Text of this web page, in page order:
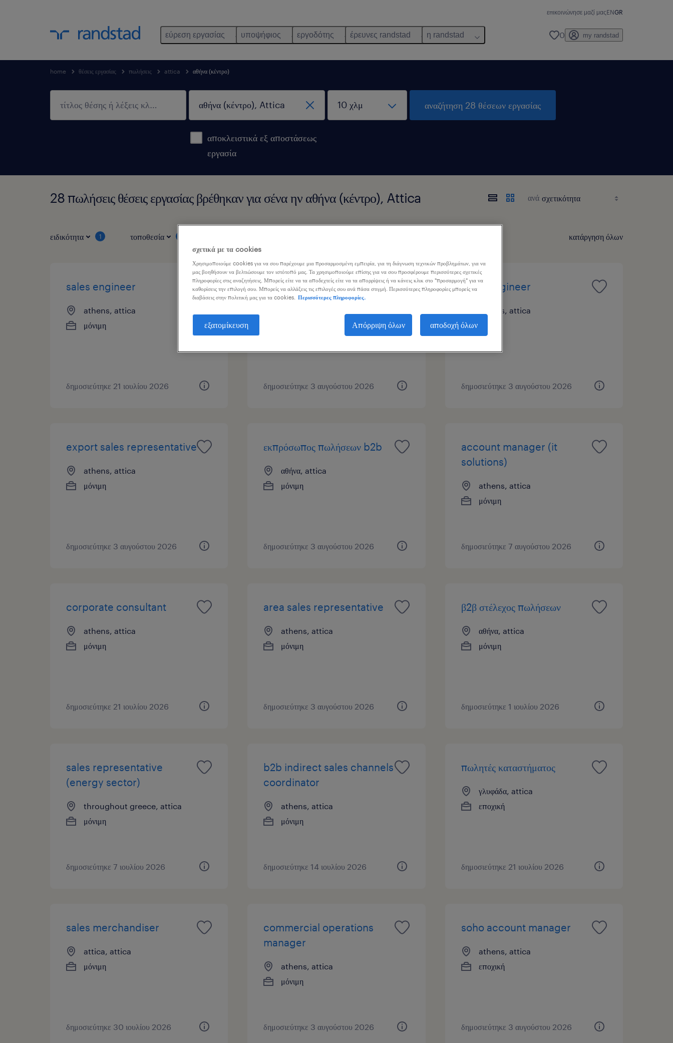
επικοινώνησε μαζί μαςENGR
εύρεση εργασίας υποψήφιος εργοδότης έρευνες randstad η randstad 0 my randstad
home θέσεις εργασίας πωλήσεις attica αθήνα (κέντρο)
αποκλειστικά εξ αποστάσεως
εργασία
αναζήτηση 28 θέσεων εργασίας
28 πωλήσεις θέσεις εργασίας βρέθηκαν για σένα ην αθήνα (κέντρο), Attica ανά
ειδικότητα 1 τοποθεσία κατάργηση όλων
sales engineer
athens, attica
μόνιμη
δημοσιεύτηκε 21 ιουλίου 2026
sales proposal engineer
δημοσιεύτηκε 3 αυγούστου 2026
sales engineer
athens, attica
δημοσιεύτηκε 3 αυγούστου 2026
export sales representative
athens, attica
μόνιμη
δημοσιεύτηκε 3 αυγούστου 2026
εκπρόσωπος πωλήσεων b2b
αθήνα, attica
μόνιμη
δημοσιεύτηκε 3 αυγούστου 2026
account manager (it
solutions)
athens, attica
μόνιμη
δημοσιεύτηκε 7 αυγούστου 2026
corporate consultant
athens, attica
μόνιμη
δημοσιεύτηκε 21 ιουλίου 2026
area sales representative
athens, attica
μόνιμη
δημοσιεύτηκε 3 αυγούστου 2026
β2β στέλεχος πωλήσεων
αθήνα, attica
μόνιμη
δημοσιεύτηκε 1 ιουλίου 2026
sales representative
(energy sector)
throughout greece, attica
μόνιμη
δημοσιεύτηκε 7 ιουλίου 2026
b2b indirect sales channels
coordinator
athens, attica
μόνιμη
δημοσιεύτηκε 14 ιουλίου 2026
πωλητές καταστήματος
γλυφάδα, attica
εποχική
δημοσιεύτηκε 21 ιουλίου 2026
sales merchandiser
attica, attica
μόνιμη
δημοσιεύτηκε 30 ιουλίου 2026
commercial operations
manager
athens, attica
μόνιμη
δημοσιεύτηκε 3 αυγούστου 2026
soho account manager
athens, attica
εποχική
δημοσιεύτηκε 3 αυγούστου 2026
σχετικά με τα cookies
Χρησιμοποιούμε cookies για να σου παρέχουμε μια προσαρμοσμένη εμπειρία, για τη διάγνωση τεχνικών προβλημάτων, για να
μας βοηθήσουν να βελτιώσουμε τον ιστότοπό μας. Τα χρησιμοποιούμε επίσης για να σου προσφέρουμε περισσότερες σχετικές
πληροφορίες στις αναζητήσεις. Μπορείς είτε να τα αποδεχτείς είτε να τα απορρίψεις ή να κάνεις κλικ στο "προσαρμογή" για να
καθορίσεις την επιλογή σου. Μπορείς να αλλάξεις τις επιλογές σου ανά πάσα στιγμή. Περισσότερες πληροφορίες μπορείς να
διαβάσεις στην πολιτική μας για τα cookies.
Περισσότερες πληροφορίες.
εξατομίκευση Απόρριψη όλων αποδοχή όλων